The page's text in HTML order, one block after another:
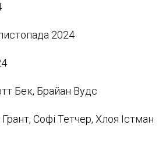
2024
Бек, Брайан Вудс
Софі Тетчер, Хлоя Істман